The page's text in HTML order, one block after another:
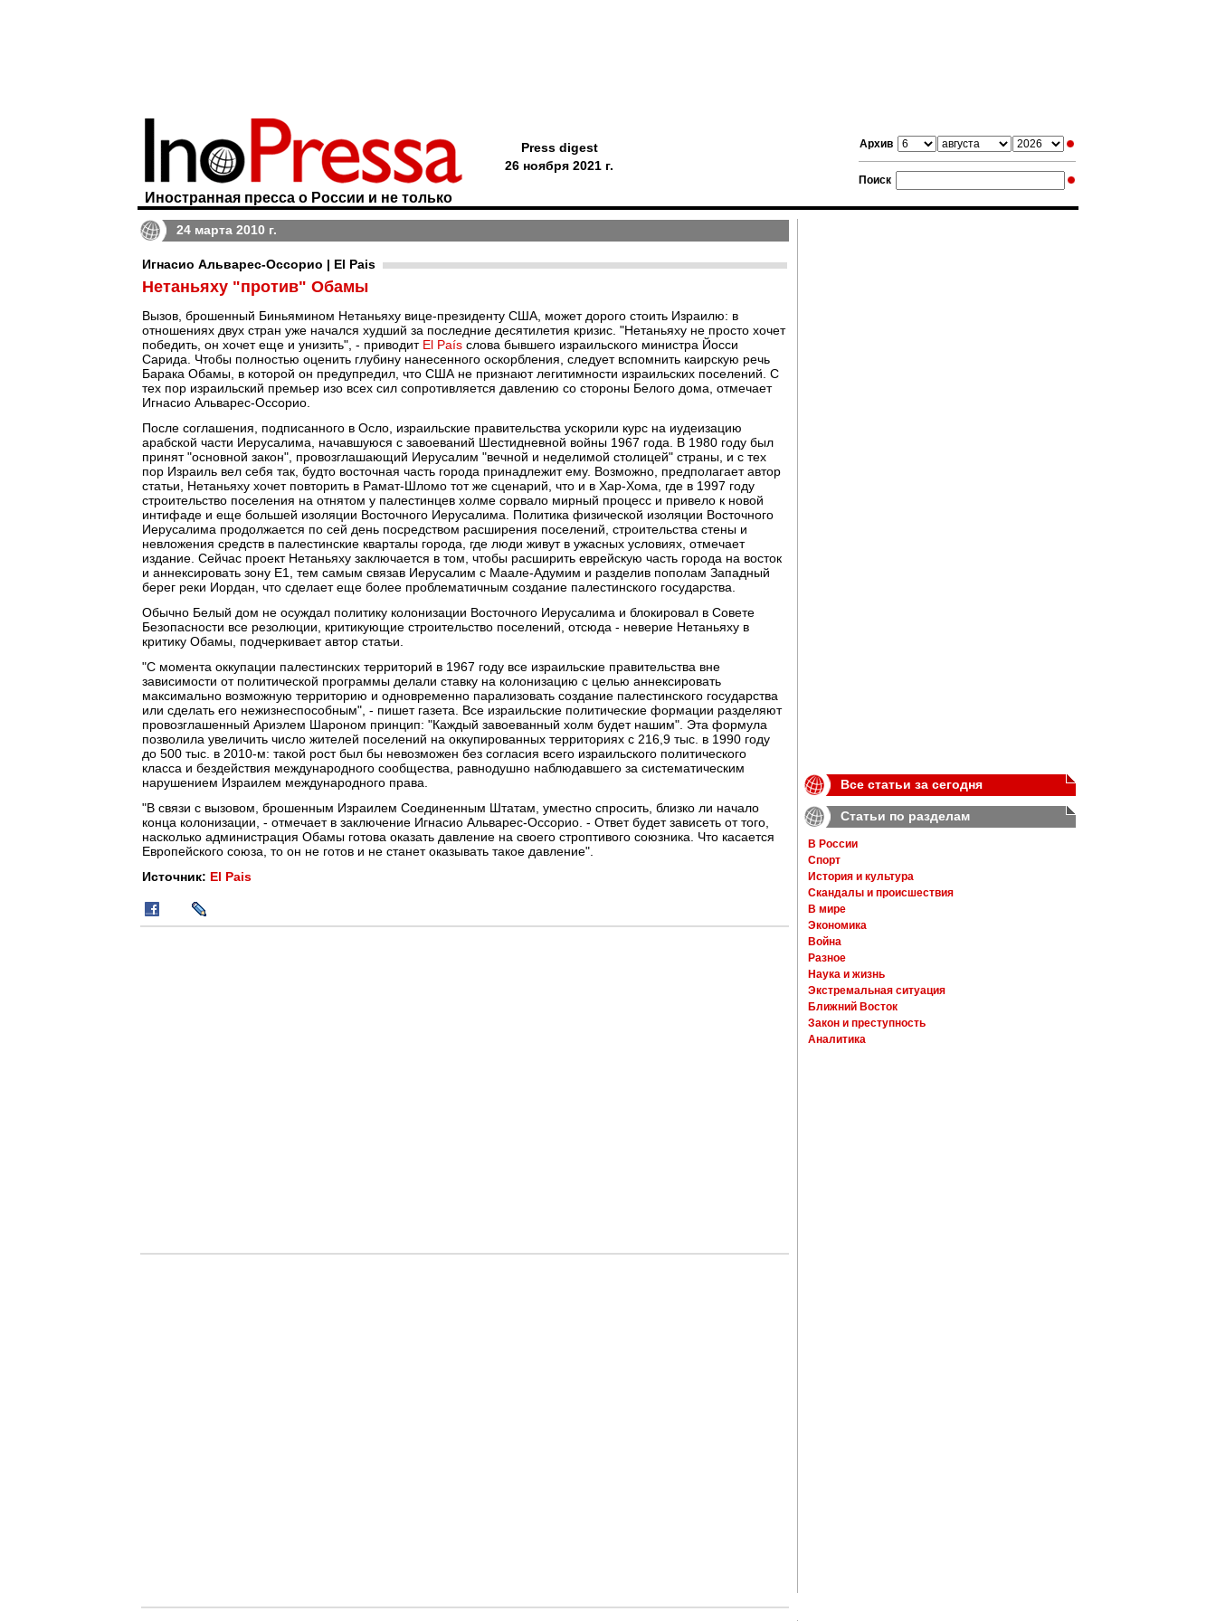
Архив
Поиск
Иностранная пресса о России и не только
Press digest
26 ноября 2021 г.
24 марта 2010 г.
Игнасио Альварес-Оссорио | El Pais
Нетаньяху "против" Обамы
Вызов, брошенный Биньямином Нетаньяху вице-президенту США, может дорого стоить Израилю: в
отношениях двух стран уже начался худший за последние десятилетия кризис. "Нетаньяху не просто хочет
победить, он хочет еще и унизить", - приводит El País слова бывшего израильского министра Йосси
Сарида. Чтобы полностью оценить глубину нанесенного оскорбления, следует вспомнить каирскую речь
Барака Обамы, в которой он предупредил, что США не признают легитимности израильских поселений. С
тех пор израильский премьер изо всех сил сопротивляется давлению со стороны Белого дома, отмечает
Игнасио Альварес-Оссорио.
После соглашения, подписанного в Осло, израильские правительства ускорили курс на иудеизацию
арабской части Иерусалима, начавшуюся с завоеваний Шестидневной войны 1967 года. В 1980 году был
принят "основной закон", провозглашающий Иерусалим "вечной и неделимой столицей" страны, и с тех
пор Израиль вел себя так, будто восточная часть города принадлежит ему. Возможно, предполагает автор
статьи, Нетаньяху хочет повторить в Рамат-Шломо тот же сценарий, что и в Хар-Хома, где в 1997 году
строительство поселения на отнятом у палестинцев холме сорвало мирный процесс и привело к новой
интифаде и еще большей изоляции Восточного Иерусалима. Политика физической изоляции Восточного
Иерусалима продолжается по сей день посредством расширения поселений, строительства стены и
невложения средств в палестинские кварталы города, где люди живут в ужасных условиях, отмечает
издание. Сейчас проект Нетаньяху заключается в том, чтобы расширить еврейскую часть города на восток
и аннексировать зону E1, тем самым связав Иерусалим с Маале-Адумим и разделив пополам Западный
берег реки Иордан, что сделает еще более проблематичным создание палестинского государства.
Обычно Белый дом не осуждал политику колонизации Восточного Иерусалима и блокировал в Совете
Безопасности все резолюции, критикующие строительство поселений, отсюда - неверие Нетаньяху в
критику Обамы, подчеркивает автор статьи.
"С момента оккупации палестинских территорий в 1967 году все израильские правительства вне
зависимости от политической программы делали ставку на колонизацию с целью аннексировать
максимально возможную территорию и одновременно парализовать создание палестинского государства
или сделать его нежизнеспособным", - пишет газета. Все израильские политические формации разделяют
провозглашенный Ариэлем Шароном принцип: "Каждый завоеванный холм будет нашим". Эта формула
позволила увеличить число жителей поселений на оккупированных территориях с 216,9 тыс. в 1990 году
до 500 тыс. в 2010-м: такой рост был бы невозможен без согласия всего израильского политического
класса и бездействия международного сообщества, равнодушно наблюдавшего за систематическим
нарушением Израилем международного права.
"В связи с вызовом, брошенным Израилем Соединенным Штатам, уместно спросить, близко ли начало
конца колонизации, - отмечает в заключение Игнасио Альварес-Оссорио. - Ответ будет зависеть от того,
насколько администрация Обамы готова оказать давление на своего строптивого союзника. Что касается
Европейского союза, то он не готов и не станет оказывать такое давление".
Источник: El Pais
Все статьи за сегодня
Статьи по разделам
В России
Спорт
История и культура
Скандалы и происшествия
В мире
Экономика
Война
Разное
Наука и жизнь
Экстремальная ситуация
Ближний Восток
Закон и преступность
Аналитика